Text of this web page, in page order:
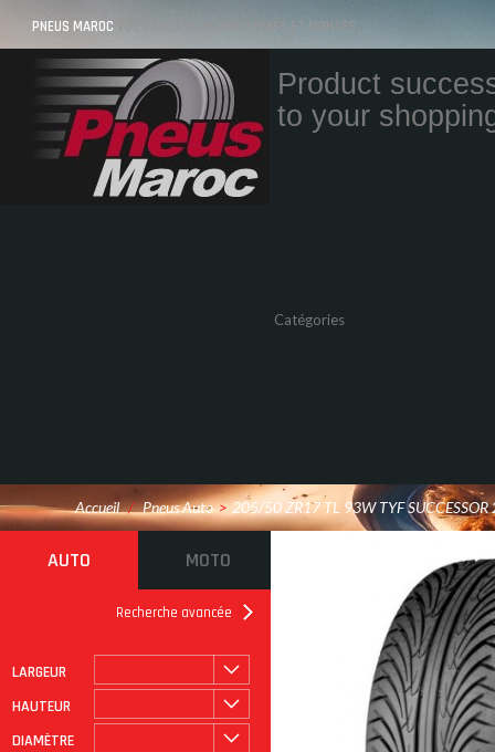
PNEUS MAROC VOS PNEUS AU MAROC LIVRÉS ET MONTÉS
Product
to your
Catégories
Accueil / Pneus Auto > 205/50 ZR17 TL 93W TYF SUCCESSOR
AUTO MOTO
Recherche avancée
LARGEUR
HAUTEUR
DIAMÈTRE
ROULAGE À PLAT